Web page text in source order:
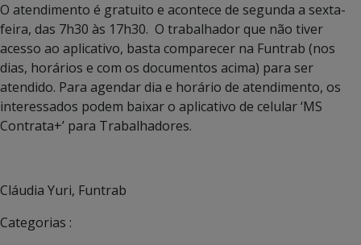
O atendimento é gratuito e acontece de segunda a sexta-
feira, das 7h30 às 17h30. O trabalhador que não tiver
acesso ao aplicativo, basta comparecer na Funtrab (nos
dias, horários e com os documentos acima) para ser
atendido. Para agendar dia e horário de atendimento, os
interessados podem baixar o aplicativo de celular ‘MS
Contrata+’ para Trabalhadores.
Cláudia Yuri, Funtrab
Categorias :